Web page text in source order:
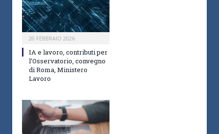
20 FEBBRAIO 2026
IA e lavoro, contributi per
l’Osservatorio, convegno
di Roma, Ministero
Lavoro